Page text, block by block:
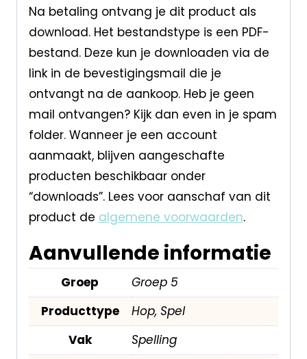
Na betaling ontvang je dit product als
download. Het bestandstype is een PDF-
bestand. Deze kun je downloaden via de
link in de bevestigingsmail die je
ontvangt na de aankoop. Heb je geen
mail ontvangen? Kijk dan even in je spam
folder. Wanneer je een account
aanmaakt, blijven aangeschafte
producten beschikbaar onder
“downloads”. Lees voor aanschaf van dit
product de algemene voorwaarden.
Aanvullende informatie
Groep
Groep 5
Producttype
Hop, Spel
Vak
Spelling